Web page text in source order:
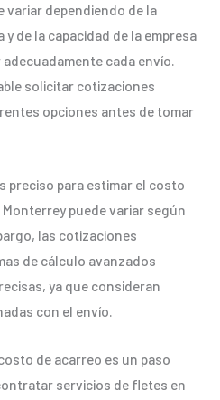
variar dependiendo de la
de la capacidad de la empresa
cada envío.
solicitar cotizaciones
opciones antes de tomar
preciso para estimar el costo
puede variar según
las cotizaciones
de cálculo avanzados
ya que consideran
con el envío.
de acarreo es un paso
servicios de fletes en